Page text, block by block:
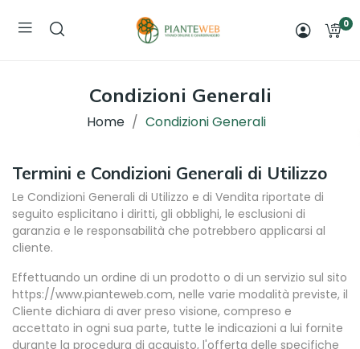
0
Condizioni Generali
Home Condizioni Generali
Termini e Condizioni Generali di Utilizzo
Le Condizioni Generali di Utilizzo e di Vendita riportate di
seguito esplicitano i diritti, gli obblighi, le esclusioni di
garanzia e le responsabilità che potrebbero applicarsi al
cliente.
Effettuando un ordine di un prodotto o di un servizio sul sito
https://www.pianteweb.com, nelle varie modalità previste, il
Cliente dichiara di aver preso visione, compreso e
accettato in ogni sua parte, tutte le indicazioni a lui fornite
durante la procedura di acquisto, l'offerta delle specifiche